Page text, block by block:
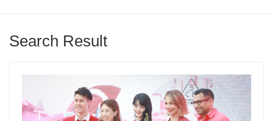
Search Result